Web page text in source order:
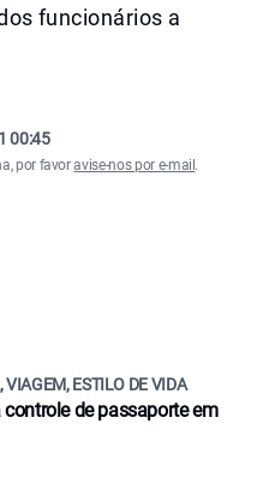
funcionários a
00:45
por favoravise-nos por e-mail .
VIAGEM, ESTILO DE VIDA
de passaporte em